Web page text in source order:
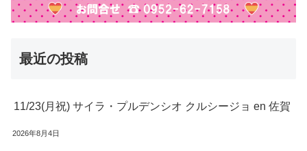
最近の投稿
11/23(月祝) サイラ・プルデンシオ クルシージョ en 佐賀
2026年8月4日